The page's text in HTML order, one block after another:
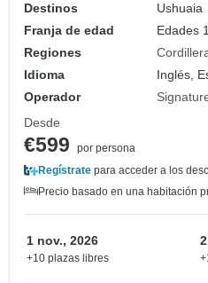
Destinos
Ushuaia
Franja de edad
Edades
Regiones
Idioma
Inglés,
Operador
Desde
€599
por persona
Regístrate para acceder a los
Precio basado en una habitación
1 nov., 2026
+10 plazas libres